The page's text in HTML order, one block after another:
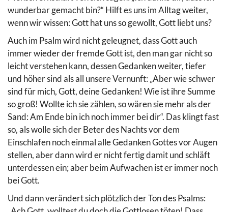
wunderbar gemacht bin?“ Hilft es uns im Alltag weiter,
wenn wir wissen: Gott hat uns so gewollt, Gott liebt uns?
Auch im Psalm wird nicht geleugnet, dass Gott auch
immer wieder der fremde Gott ist, den man gar nicht so
leicht verstehen kann, dessen Gedanken weiter, tiefer
und höher sind als all unsere Vernunft: „Aber wie schwer
sind für mich, Gott, deine Gedanken! Wie ist ihre Summe
so groß! Wollte ich sie zählen, so wären sie mehr als der
Sand: Am Ende bin ich noch immer bei dir“. Das klingt fast
so, als wolle sich der Beter des Nachts vor dem
Einschlafen noch einmal alle Gedanken Gottes vor Augen
stellen, aber dann wird er nicht fertig damit und schläft
unterdessen ein; aber beim Aufwachen ist er immer noch
bei Gott.
Und dann verändert sich plötzlich der Ton des Psalms: